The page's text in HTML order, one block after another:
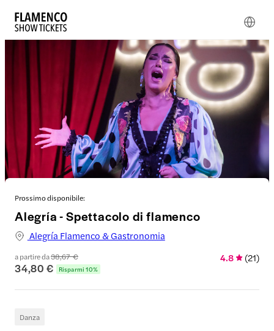
Prossimo disponibile:
Alegría - Spettacolo di flamenco
Alegría Flamenco & Gastronomia
a partire da38,67 €
34,80 € Risparmi 10%
4.8 (21)
Danza